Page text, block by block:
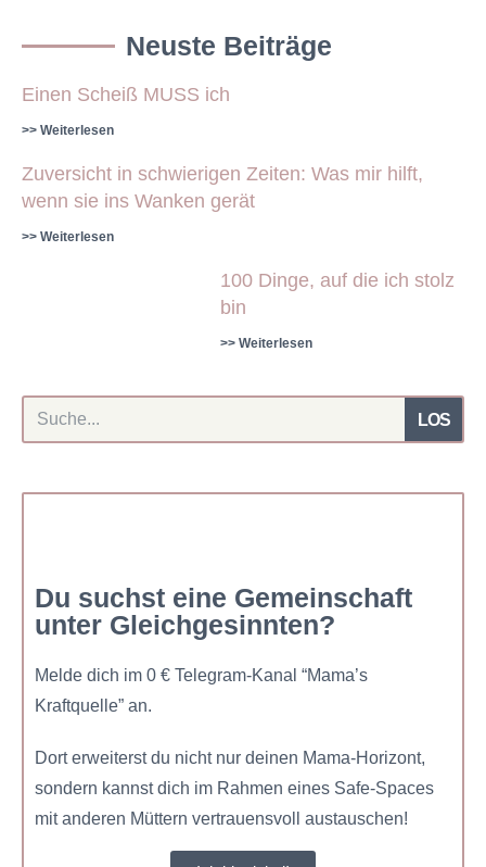
Neuste Beiträge
Einen Scheiß MUSS ich
>> Weiterlesen
Zuversicht in schwierigen Zeiten: Was mir hilft,
wenn sie ins Wanken gerät
>> Weiterlesen
100 Dinge, auf die ich stolz
bin
>> Weiterlesen
LOS
Du suchst eine Gemeinschaft
unter Gleichgesinnten?
Melde dich im 0 € Telegram-Kanal “Mama’s
Kraftquelle” an.
Dort erweiterst du nicht nur deinen Mama-Horizont,
sondern kannst dich im Rahmen eines Safe-Spaces
mit anderen Müttern vertrauensvoll austauschen!